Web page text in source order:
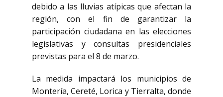
debido a las lluvias atípicas que afectan la
región, con el fin de garantizar la
participación ciudadana en las elecciones
legislativas y consultas presidenciales
previstas para el 8 de marzo.
La medida impactará los municipios de
Montería,Cereté, Lorica y Tierralta, donde